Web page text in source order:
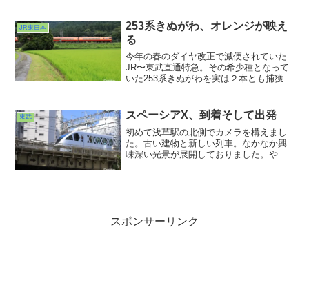
ができました。この車両の色は雨降りで
も見れますね。本物の雨粒よりも車体の
水玉に心躍らされたひと時でした。
JR東日本
253系きぬがわ、オレンジが映え
る
今年の春のダイヤ改正で減便されていた
JR〜東武直通特急。その希少種となって
いた253系きぬがわを実は２本とも捕獲し
に、思いはちょっと複雑ではあります。
シンプルなスペーシアXとド派手な253
系。東武日光線はバラエティ豊かで話題
に事欠きませんね。
東武 スペーシアX、到着そして出発
初めて浅草駅の北側でカメラを構えまし
た。古い建物と新しい列車。なかなか興
味深い光景が展開しておりました。やは
て欲しいなぁ。そう感じました。
スポンサーリンク